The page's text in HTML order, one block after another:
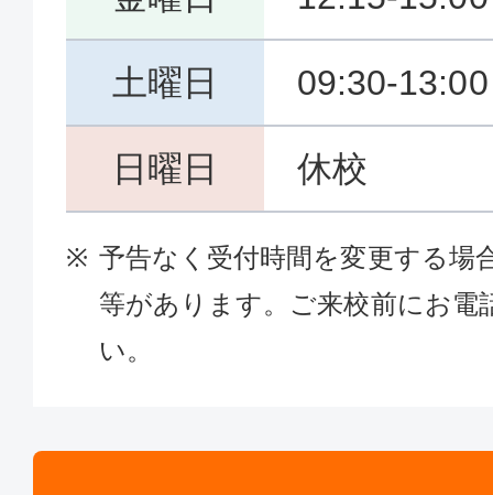
土曜日 09:30-
日曜日 休校
予告なく受付時間を変更する場
等があります。ご来校前にお電
い。